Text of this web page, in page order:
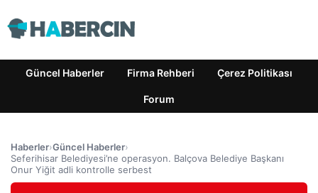
Güncel Haberler Firma Rehberi Çerez Politikası
Forum
Haberler›Güncel Haberler›
Seferihisar Belediyesi’ne operasyon. Balçova Belediye Başkanı
Onur Yiğit adli kontrolle serbest